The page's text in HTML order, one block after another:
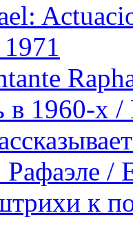
в 1960-х /
/
к